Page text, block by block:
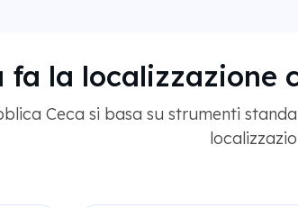
fa la localizzazione
Ceca si basa su strumenti